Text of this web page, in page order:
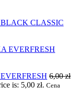
CLASSIC
6,00zł
is: 5,00 zł. Cena